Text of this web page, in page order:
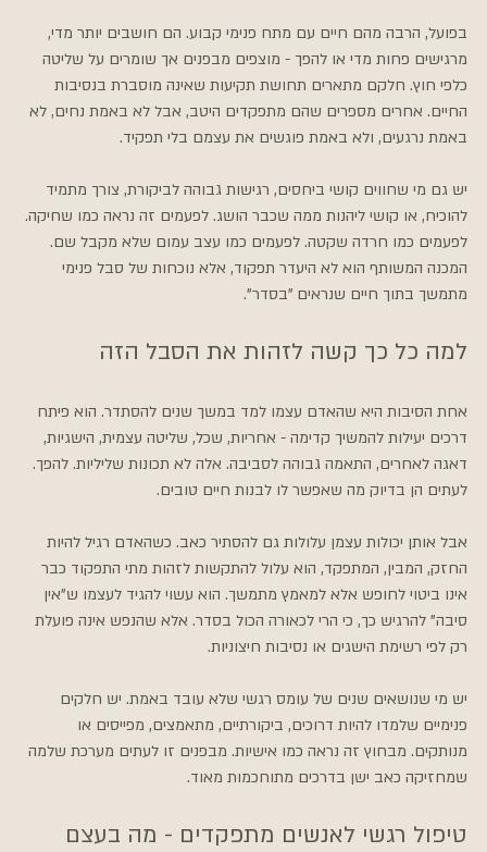
בפועל, הרבה מהם חיים עם מתח פנימי קבוע. הם חושבים יותר מדי,
מרגישים פחות מדי או להפך - מוצפים מבפנים אך שומרים על שליטה
כלפי חוץ. חלקם מתארים תחושת תקיעות שאינה מוסברת בנסיבות
החיים. אחרים מספרים שהם מתפקדים היטב, אבל לא באמת נחים, לא
באמת נרגעים, ולא באמת פוגשים את עצמם בלי תפקיד.
יש גם מי שחווים קושי ביחסים, רגישות גבוהה לביקורת, צורך מתמיד
להוכיח, או קושי ליהנות ממה שכבר הושג. לפעמים זה נראה כמו שחיקה.
לפעמים כמו חרדה שקטה. לפעמים כמו עצב עמום שלא מקבל שם.
המכנה המשותף הוא לא היעדר תפקוד, אלא נוכחות של סבל פנימי
מתמשך בתוך חיים שנראים "בסדר".
למה כל כך קשה לזהות את הסבל הזה
אחת הסיבות היא שהאדם עצמו למד במשך שנים להסתדר. הוא פיתח
דרכים יעילות להמשיך קדימה - אחריות, שכל, שליטה עצמית, הישגיות,
דאגה לאחרים, התאמה גבוהה לסביבה. אלה לא תכונות שליליות. להפך.
לעתים הן בדיוק מה שאפשר לו לבנות חיים טובים.
אבל אותן יכולות עצמן עלולות גם להסתיר כאב. כשהאדם רגיל להיות
החזק, המבין, המתפקד, הוא עלול להתקשות לזהות מתי התפקוד כבר
אינו ביטוי לחופש אלא למאמץ מתמשך. הוא עשוי להגיד לעצמו ש"אין
סיבה" להרגיש כך, כי הרי לכאורה הכול בסדר. אלא שהנפש אינה פועלת
רק לפי רשימת הישגים או נסיבות חיצוניות.
יש מי שנושאים שנים של עומס רגשי שלא עובד באמת. יש חלקים
פנימיים שלמדו להיות דרוכים, ביקורתיים, מתאמצים, מפייסים או
מנותקים. מבחוץ זה נראה כמו אישיות. מבפנים זו לעתים מערכת שלמה
שמחזיקה כאב ישן בדרכים מתוחכמות מאוד.
טיפול רגשי לאנשים מתפקדים - מה בעצם